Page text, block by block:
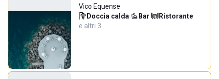
Vico Equense
Doccia calda· Bar· Ristorante·
e altri 3…